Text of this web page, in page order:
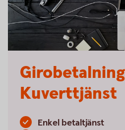
Girobetalning
Kuverttjänst
Enkel betaltjänst